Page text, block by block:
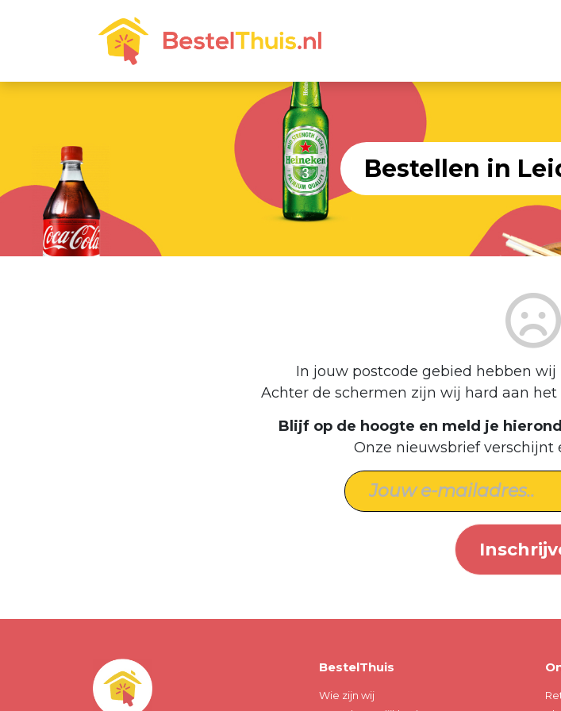
Bestellen in
In jouw postcode gebied hebben wij
Achter de schermen zijn wij hard aan
Blijf op de hoogte en meld je
Onze nieuwsbrief verschijnt
BestelThuis
Wie zijn wij